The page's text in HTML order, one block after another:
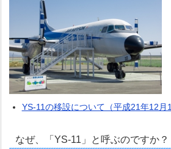
YS-11の移設について（平成21年12月
なぜ、「YS-11」と呼ぶのですか？